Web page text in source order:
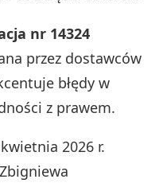
nr 14324
przez dostawców
błędy w
z prawem.
2026 r.